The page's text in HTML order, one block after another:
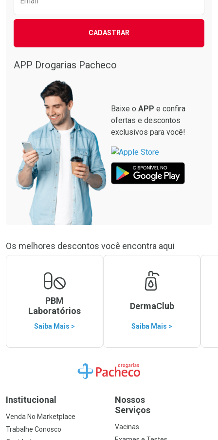
CADASTRAR
APP Drogarias Pacheco
Baixe o APP e confira
ofertas e descontos
exclusivos para você!
Os melhores descontos você encontra aqui
PBM
Laboratórios
Saiba Mais >
DermaClub
Saiba Mais >
Ir para a Home
Institucional
Venda No Marketplace
Trabalhe Conosco
Nossos
Serviços
Vacinas